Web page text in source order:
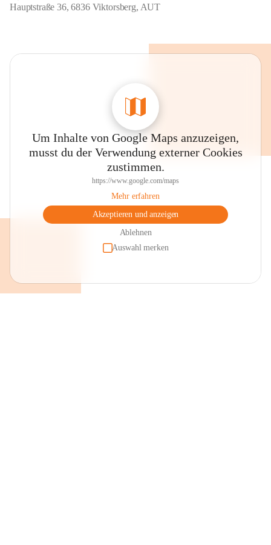
Hauptstraße 36, 6836 Viktorsberg, AUT
Um Inhalte von Google Maps anzuzeigen,
musst du der Verwendung externer Cookies
zustimmen.
https://www.google.com/maps
Mehr erfahren
Akzeptieren und anzeigen
Ablehnen
Auswahl merken